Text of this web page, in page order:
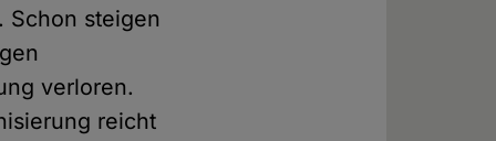
Schon steigen
verloren.
reicht